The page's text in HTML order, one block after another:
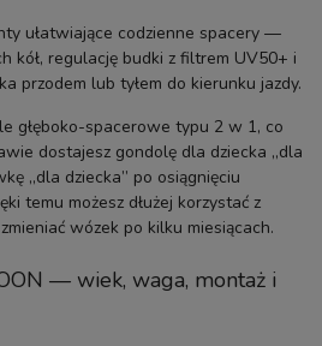
ułatwiające codzienne spacery —
kół, regulację budki z filtrem UV50+ i
przodem lub tyłem do kierunku jazdy.
głęboko-spacerowe typu 2 w 1, co
dostajesz gondolę dla dziecka „dla
„dla dziecka” po osiągnięciu
temu możesz dłużej korzystać z
wózek po kilku miesiącach.
— wiek, waga, montaż i